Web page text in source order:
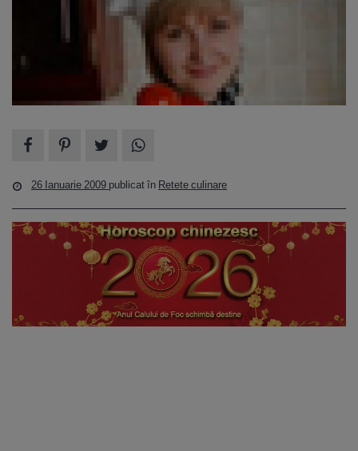
26 Ianuarie 2009 publicat în Retete culinare